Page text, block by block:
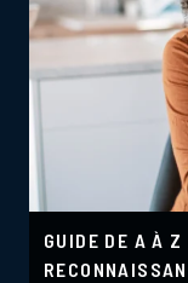
GUIDE DE A À Z